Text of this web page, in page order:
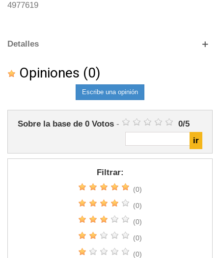
4977619
Detalles
Opiniones (0)
Escribe una opinión
Sobre la base de 0 Votos - 0/5
Filtrar:
(0)
(0)
(0)
(0)
(0)